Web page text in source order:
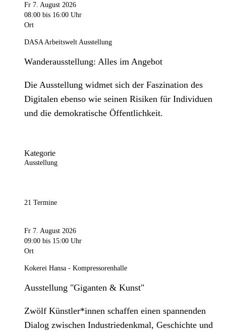
Fr 7. August 2026
08:00 bis 16:00 Uhr
Ort
DASA Arbeitswelt Ausstellung
Wanderausstellung: Alles im Angebot
Die Ausstellung widmet sich der Faszination des
Digitalen ebenso wie seinen Risiken für Individuen
und die demokratische Öffentlichkeit.
Kategorie
Ausstellung
21 Termine
Fr 7. August 2026
09:00 bis 15:00 Uhr
Ort
Kokerei Hansa - Kompressorenhalle
Ausstellung "Giganten & Kunst"
Zwölf Künstler*innen schaffen einen spannenden
Dialog zwischen Industriedenkmal, Geschichte und